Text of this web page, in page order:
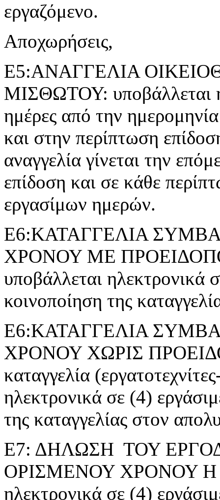
εργαζόμενο.
Αποχωρήσεις,
Ε5:ΑΝΑΓΓΕΛΙΑ
ΜΙΣΘΩΤΟΥ: υποβάλλεται
ημέρες από την
και στην περίπτωση
αναγγελία γίνεται την
επίδοση και σε κάθε
εργασίμων ημερών.
Ε6:ΚΑΤΑΓΓΕΛΙΑ
ΧΡΟΝΟΥ ΜΕ
υποβάλλεται ηλεκτρονικά
κοινοποίηση της
Ε6:ΚΑΤΑΓΓΕΛΙΑ
ΧΡΟΝΟΥ ΧΩΡΙΣ
καταγγελία
ηλεκτρονικά σε (4)
της καταγγελίας στον
Ε7: ΔΗΛΩΣΗ ΤΟΥ
ΟΡΙΣΜΕΝΟΥ ΧΡΟΝΟΥ Η
ηλεκτρονικά σε (4)